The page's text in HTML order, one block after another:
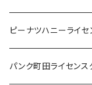
キャップ
ステッカー
ステッカー
缶バッジ
ピーナツハニーライセ
Tシャツ
パンク町田ライセンス